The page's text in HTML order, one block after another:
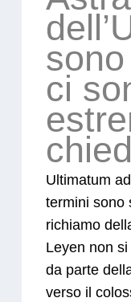
ci
Ultimatum
termini sono
richiamo
Leyen non
da parte
verso il